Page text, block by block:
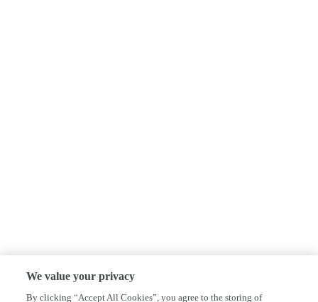
We value your privacy
By clicking “Accept All Cookies”, you agree to the storing of